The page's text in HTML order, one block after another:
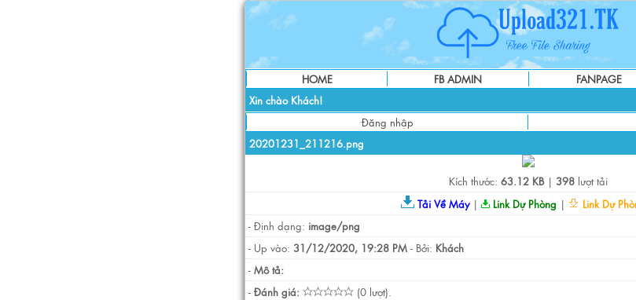
HOME FB ADMIN FANPAGE
Xin chào Khách!
Đăng nhập
20201231_211216.png
Kích thước: 63.12 KB| 398 lượt tải
Tải Về Máy| Link Dự Phòng |
Link Dự
- Định dạng: image/png
- Up vào: 31/12/2020, 19:28 PM - Bởi: Khách
- Mô tả:
- Đánh giá:
(0 lượt).